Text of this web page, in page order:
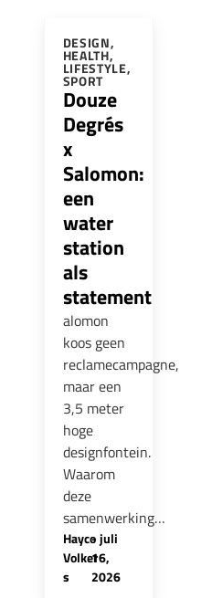
DESIGN,
HEALTH,
LIFESTYLE,
SPORT
Douze
Degrés
x
Salomon:
een
water
station
als
statement
alomon
koos geen
reclamecampagne,
maar een
3,5 meter
hoge
designfontein.
Waarom
deze
samenwerking…
Hayco
Volker
s
-juli
16,
2026